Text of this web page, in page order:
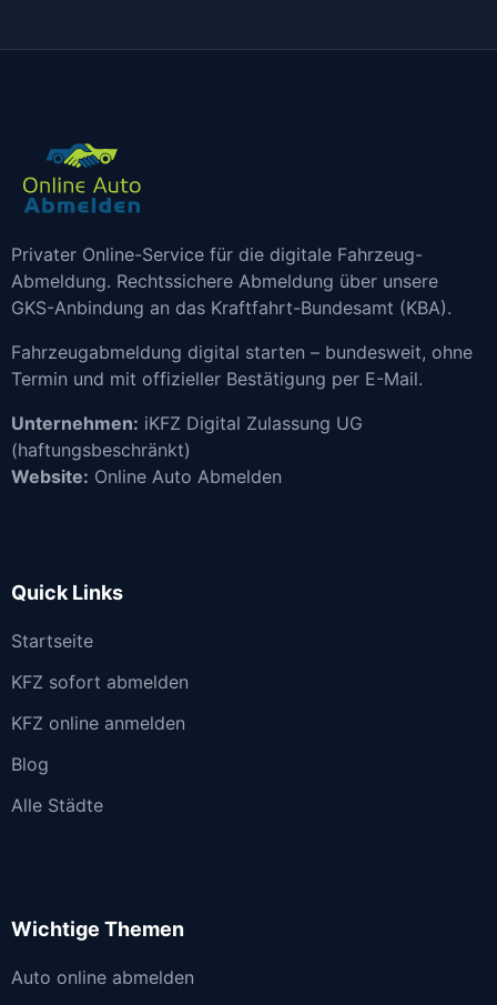
Privater Online-Service für die digitale Fahrzeug-
Abmeldung. Rechtssichere Abmeldung über unsere
GKS-Anbindung an das Kraftfahrt-Bundesamt (KBA).
Fahrzeugabmeldung digital starten – bundesweit, ohne
Termin und mit offizieller Bestätigung per E-Mail.
Unternehmen: iKFZ Digital Zulassung UG
(haftungsbeschränkt)
Website: Online Auto Abmelden
Quick Links
Startseite
KFZ sofort abmelden
KFZ online anmelden
Blog
Alle Städte
Wichtige Themen
Auto online abmelden